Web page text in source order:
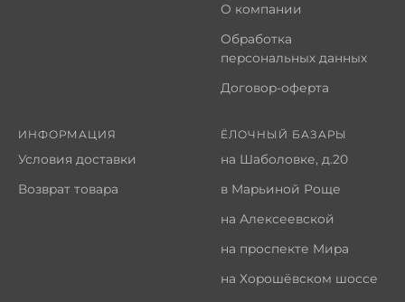
О компании
Обработка
персональных данных
Договор-оферта
ИНФОРМАЦИЯ
Условия доставки
Возврат товара
ЁЛОЧНЫЙ БАЗАРЫ
на Шаболовке, д.20
в Марьиной Роще
на Алексеевской
на проспекте Мира
на Хорошёвском шоссе